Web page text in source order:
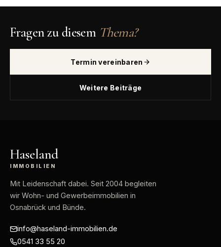
Fragen zu diesem Thema?
Termin vereinbaren
Weitere Beiträge
Haseland
IMMOBILIEN
Mit Leidenschaft dabei. Seit 2004 begleiten
wir Wohn- und Gewerbeimmobilien in
Osnabrück und Bünde.
info@haseland-immobilien.de
0541 33 55 20